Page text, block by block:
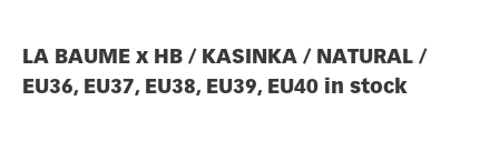
LA BAUME x HB / KASINKA / NATURAL /
EU36, EU37, EU38, EU39, EU40 in stock